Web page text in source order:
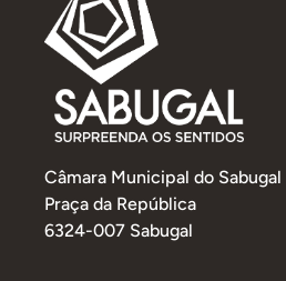
Câmara Municipal do Sabugal
Praça da República
6324-007 Sabugal